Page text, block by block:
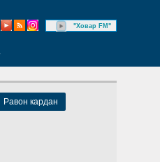
"Ховар FM"
Равон кардан